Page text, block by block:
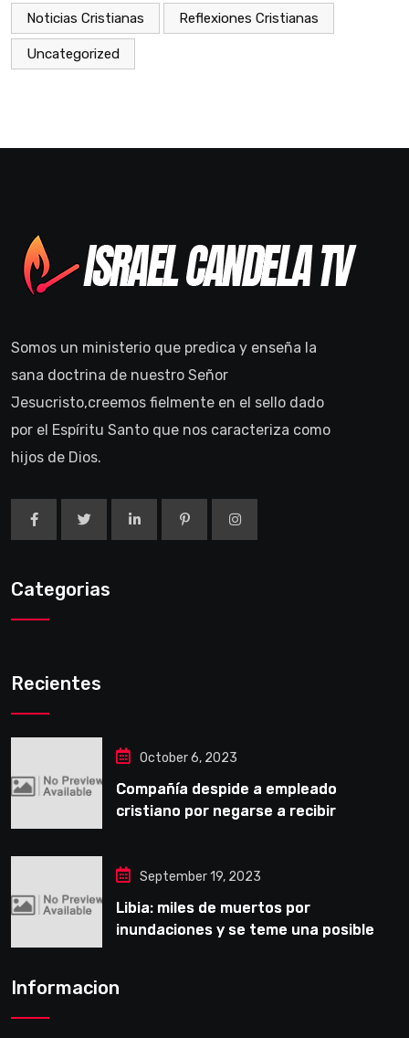
Noticias Cristianas Reflexiones Cristianas
Uncategorized
Somos un ministerio que predica y enseña la
sana doctrina de nuestro Señor
Jesucristo,creemos fielmente en el sello dado
por el Espíritu Santo que nos caracteriza como
hijos de Dios.
Categorias
Recientes
October 6, 2023
Compañía despide a empleado
cristiano por negarse a recibir
September 19, 2023
Libia: miles de muertos por
inundaciones y se teme una posible
Informacion